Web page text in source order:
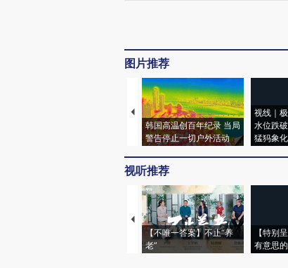
图片推荐
韩国高温创百年纪录 当局
警告停止一切户外活动
视线｜
水位跌
猛犸象
视听推荐
【不唯一答案】不止“养
老”
【特别
有意思